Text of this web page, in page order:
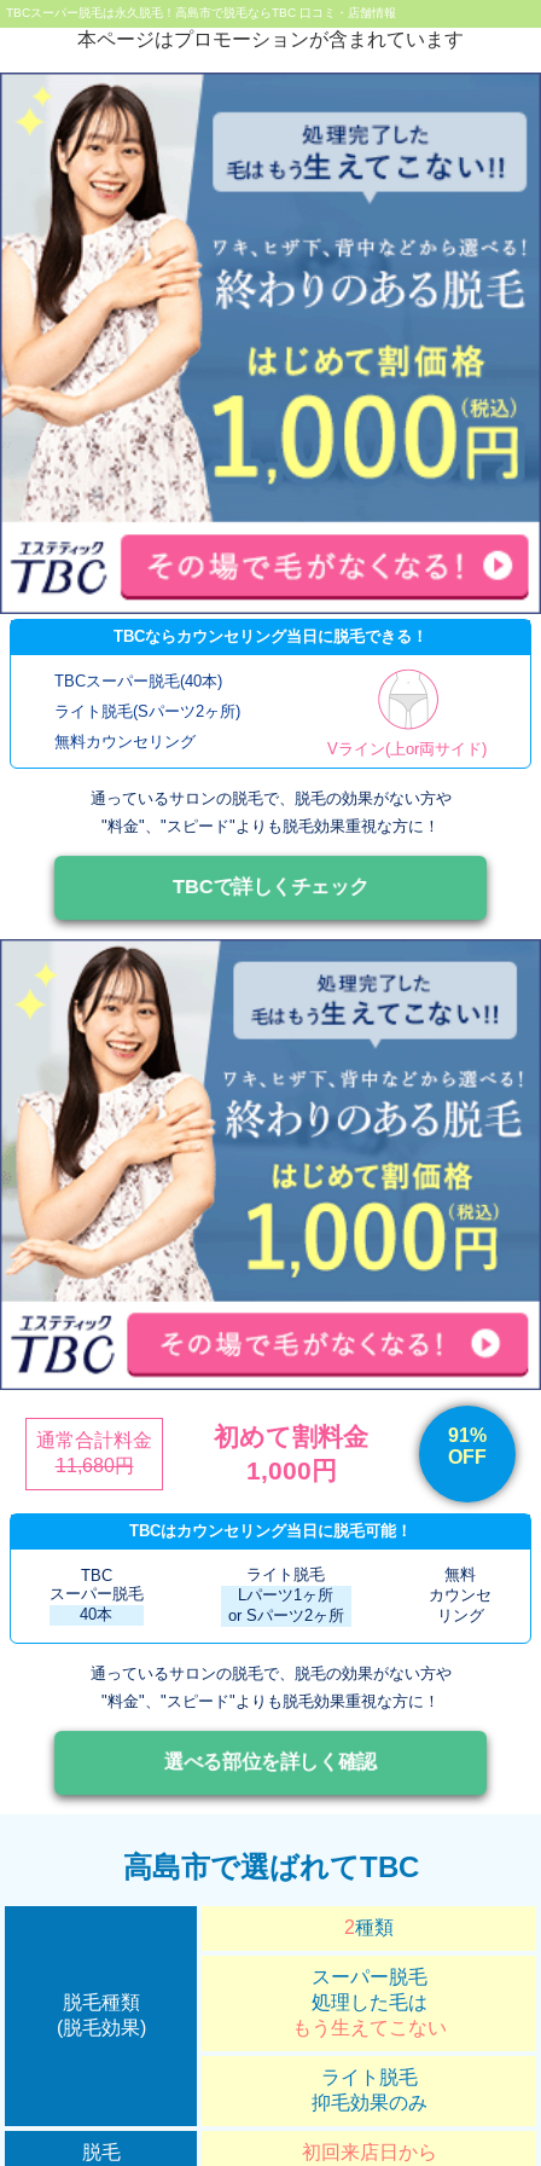
TBCスーパー脱毛は永久脱毛！高島市で脱毛ならTBC 口コミ・店舗情報
本ページはプロモーションが含まれています
TBCならカウンセリング当日に脱毛できる！
TBCスーパー脱毛(40本)
ライト脱毛(Sパーツ2ヶ所)
無料カウンセリング
Vライン(上or両サイド)
通っているサロンの脱毛で、脱毛の効果がない方や
"料金"、"スピード"よりも脱毛効果重視な方に！
TBCで詳しくチェック
通常合計料金
11,680円
初めて割料金
1,000円
91%
OFF
TBCはカウンセリング当日に脱毛可能！
TBC
スーパー脱毛
40本
ライト脱毛
Lパーツ1ヶ所
or Sパーツ2ヶ所
無料
カウンセ
リング
通っているサロンの脱毛で、脱毛の効果がない方や
"料金"、"スピード"よりも脱毛効果重視な方に！
選べる部位を詳しく確認
高島市で選ばれてTBC
脱毛種類
(脱毛効果)
2種類
スーパー脱毛
処理した毛は
もう生えてこない
ライト脱毛
抑毛効果のみ
脱毛 初回来店日から